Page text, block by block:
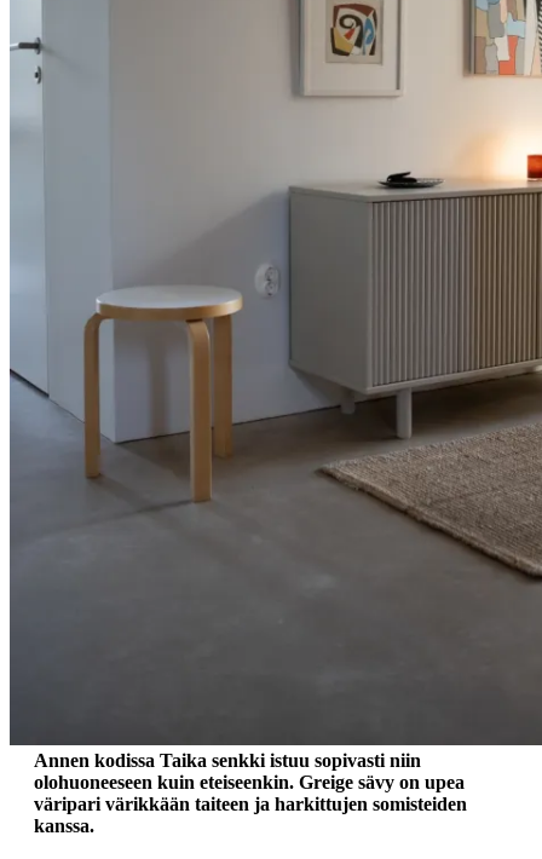
Annen kodissa Taika senkki istuu sopivasti niin
olohuoneeseen kuin eteiseenkin. Greige sävy on upea
väripari värikkään taiteen ja harkittujen somisteiden
kanssa.